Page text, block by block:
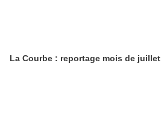
La Courbe : reportage mois de juillet